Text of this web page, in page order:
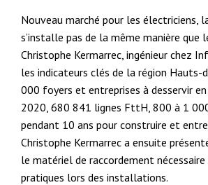
Nouveau marché pour les électriciens,
s’installe pas de la même manière que
Christophe Kermarrec, ingénieur chez
les indicateurs clés de la région Hauts-
000 foyers et entreprises à desservir en
2020, 680 841 lignes FttH, 800 à 1
pendant 10 ans pour construire et
Christophe Kermarrec a ensuite
le matériel de raccordement
pratiques lors des installations.